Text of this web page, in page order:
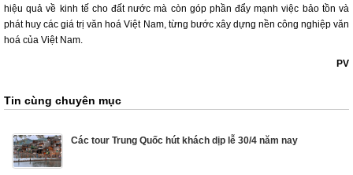
hiệu quả về kinh tế cho đất nước mà còn góp phần đẩy mạnh việc bảo tồn và
phát huy các giá trị văn hoá Việt Nam, từng bước xây dựng nền công nghiệp văn
hoá của Việt Nam.
PV
Tin cùng chuyên mục
Các tour Trung Quốc hút khách dịp lễ 30/4 năm nay